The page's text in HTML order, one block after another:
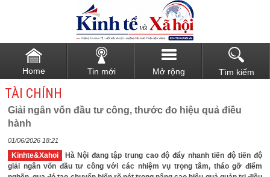
Home Tin mới Mở rộng Tìm kiếm
TÀI CHÍNH
Giải ngân vốn đầu tư công, thước đo hiệu quả điều
hành
01/06/2026 18:21
Kinhte&Xahoi
Hà Nội đang tập trung cao độ đẩy nhanh tiến độ tiến độ
giải ngân vốn đầu tư công với các nhiệm vụ trọng tâm, tháo gỡ điểm